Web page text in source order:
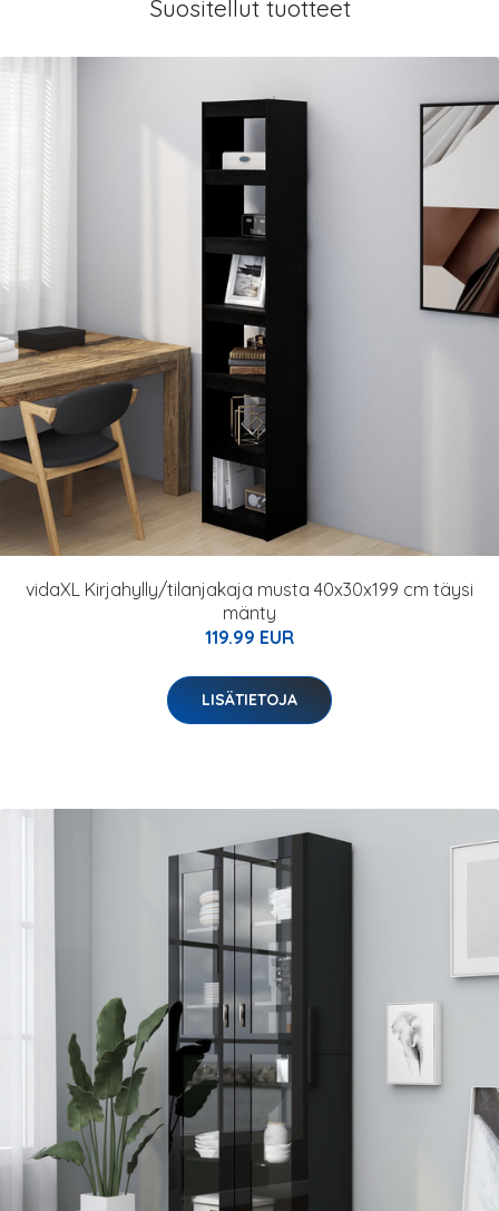
Suositellut tuotteet
vidaXL Kirjahylly/tilanjakaja musta 40x30x199 cm täysi
mänty
119.99 EUR
LISÄTIETOJA